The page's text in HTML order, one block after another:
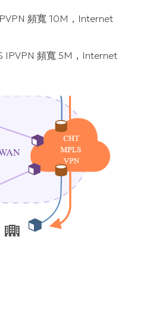
頻寬 10M，Internet
IPVPN 頻寬 5M，Internet